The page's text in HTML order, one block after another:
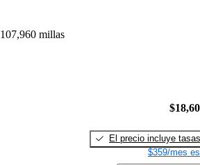
107,960 millas
El precio incluye tasas
$359/mes